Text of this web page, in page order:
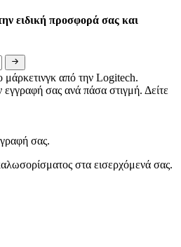
ειδική προσφορά σας και
από την Logitech.
σας ανά πάσα στιγμή. Δείτε
σας.
στα εισερχόμενά σας.